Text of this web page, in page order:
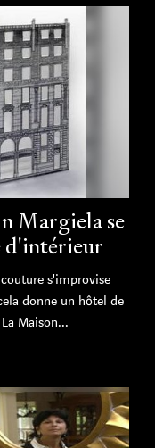
Margiela se
d'intérieur
s'improvise
donne un hôtel de
Maison...